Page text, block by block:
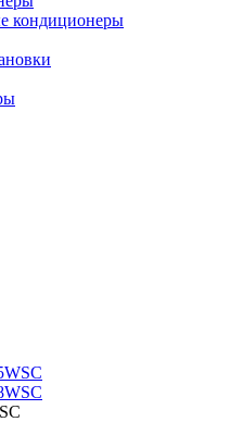
кондиционеры